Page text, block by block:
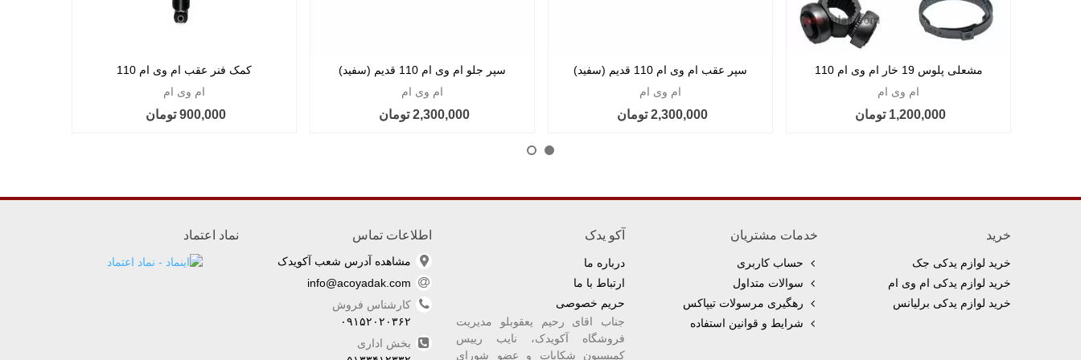
مشعلی پلوس 19 خار ام وی ام 110
ام وی ام
1,200,000 تومان
سپر عقب ام وی ام 110 قدیم (سفید)
ام وی ام
2,300,000 تومان
سپر جلو ام وی ام 110 قدیم (سفید)
ام وی ام
2,300,000 تومان
کمک فنر عقب ام وی ام 110
ام وی ام
900,000 تومان
خرید
خرید لوازم یدکی جک
خرید لوازم یدکی ام وی ام
خرید لوازم یدکی برلیانس
خدمات مشتریان
حساب کاربری
سوالات متداول
رهگیری مرسولات تیپاکس
شرایط و قوانین استفاده
آکو یدک
درباره ما
ارتباط با ما
حریم خصوصی
جناب اقای رحیم یعقوبلو مدیریت
فروشگاه آکویدک، نایب رییس
کمیسیون شکایات و عضو شورای
اطلاعات تماس
مشاهده آدرس شعب آکویدک
info@acoyadak.com
کارشناس فروش
۰۹۱۵۲۰۲۰۳۶۲
بخش اداری
نماد اعتماد